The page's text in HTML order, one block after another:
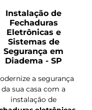
Instalação de
Fechaduras
Eletrônicas e
Sistemas de
Segurança em
Diadema - SP
a segurança
da sua casa com a
instalação de